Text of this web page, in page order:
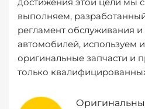
выполняем,
регламент обслуживания
автомобилей, используем
оригинальные запчасти и
только